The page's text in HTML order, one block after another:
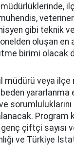
mühendis,
gibi teknik
oluşan
birimi olacak
müdürü veya ilçe
yararlanma
Program
çiftçi sayısı
ve Türkiye